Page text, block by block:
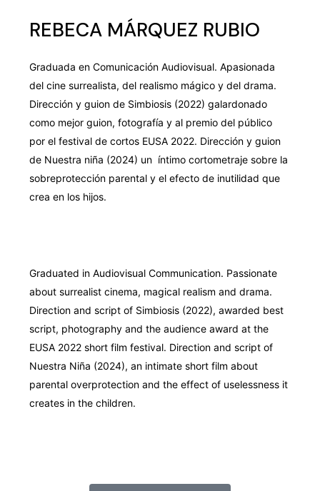
REBECA MÁRQUEZ RUBIO
Graduada en Comunicación Audiovisual. Apasionada
del cine surrealista, del realismo mágico y del drama.
Dirección y guion de Simbiosis (2022) galardonado
como mejor guion, fotografía y al premio del público
por el festival de cortos EUSA 2022. Dirección y guion
de Nuestra niña (2024) un íntimo cortometraje sobre la
sobreprotección parental y el efecto de inutilidad que
crea en los hijos.
Graduated in Audiovisual Communication. Passionate
about surrealist cinema, magical realism and drama.
Direction and script of Simbiosis (2022), awarded best
script, photography and the audience award at the
EUSA 2022 short film festival. Direction and script of
Nuestra Niña (2024), an intimate short film about
parental overprotection and the effect of uselessness it
creates in the children.